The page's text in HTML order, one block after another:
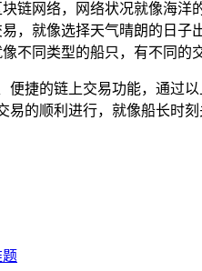
链网络，网络状况就像海
，就像选择天气晴朗的日子
不同类型的船只，有不同的
便捷的链上交易功能，通过
的顺利进行，就像船长时刻